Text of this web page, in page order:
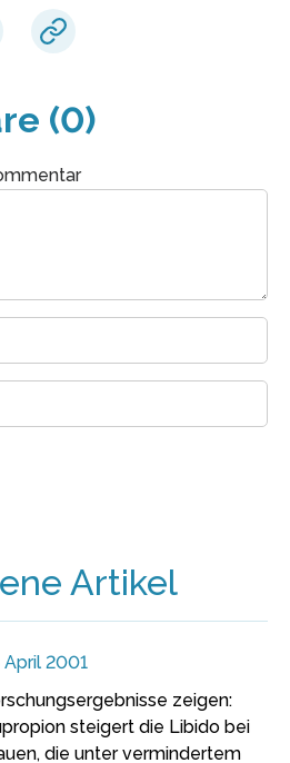
(0)
Artikel
April 2001
zeigen:
steigert die Libido bei
die unter vermindertem